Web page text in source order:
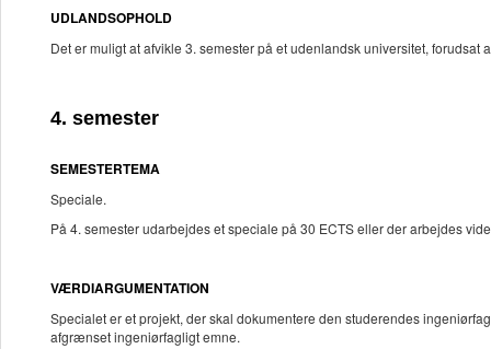
UDLANDSOPHOLD
Det er muligt at afvikle 3. semester på et udenlandsk universitet,
4. semester
SEMESTERTEMA
Speciale.
På 4. semester udarbejdes et speciale på 30 ECTS eller der arbejdes
VÆRDIARGUMENTATION
Specialet er et projekt, der skal dokumentere den studerendes
afgrænset ingeniørfagligt emne.